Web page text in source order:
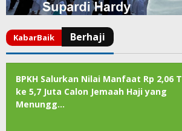
BPKH Salurkan Nilai Manfaat Rp 2,06 T
ke 5,7 Juta Calon Jemaah Haji yang
Menungg…